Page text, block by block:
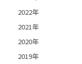
2022年
2021年
2020年
2019年